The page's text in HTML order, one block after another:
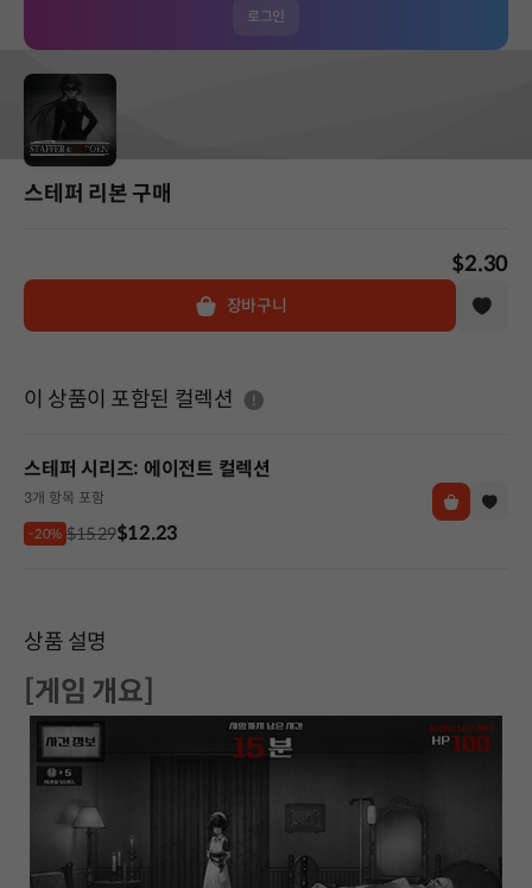
로그인
스테퍼 리본 구매
$2.30
장바구니
이 상품이 포함된 컬렉션 도움말
스테퍼 시리즈: 에이전트 컬렉션
3개 항목 포함
-20% $15.29$12.23
상품 설명
[게임 개요]